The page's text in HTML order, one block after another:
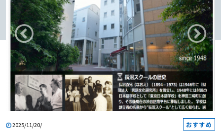
でなく、異文化間コミュニケーション
教育、発音などの専門的な知識と指導
技術が必要です。「日本語教師と
は？」や「日本語教師の仕事・魅
力」、もしくは「日本語教師につい
て」や「日本語教師とは」や「従来の
日本語教師と公認日本語教師の違いと
は？」でも同様のことを伝えていま
す。 【日本語教師と国語教師の違い
とは｜役割と特徴2】国語教師 国語教
師は、初等・中等教育機関において国
2025/11/20/ おすすめ